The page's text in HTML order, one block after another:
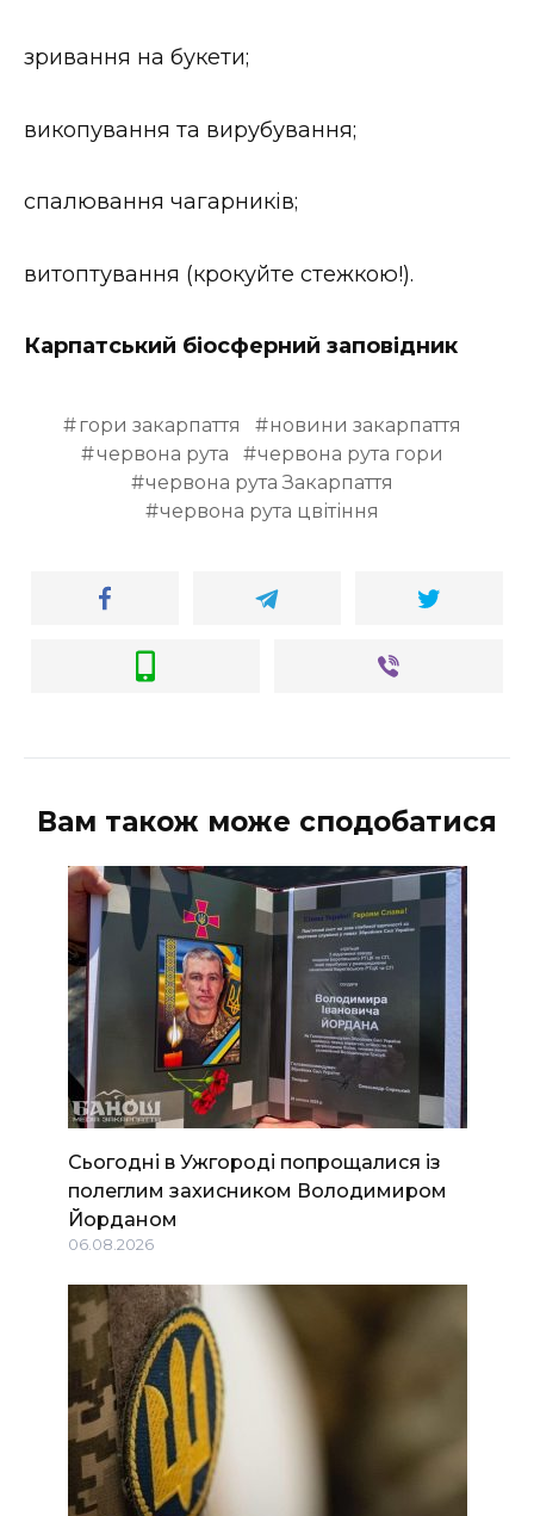
зривання на букети;
викопування та вирубування;
спалювання чагарників;
витоптування (крокуйте стежкою!).
Карпатський біосферний заповідник
гори закарпаття
новини закарпаття
червона рута
червона рута гори
червона рута Закарпаття
червона рута цвітіння
Вам також може сподобатися
Сьогодні в Ужгороді попрощалися із
полеглим захисником Володимиром
Йорданом
06.08.2026